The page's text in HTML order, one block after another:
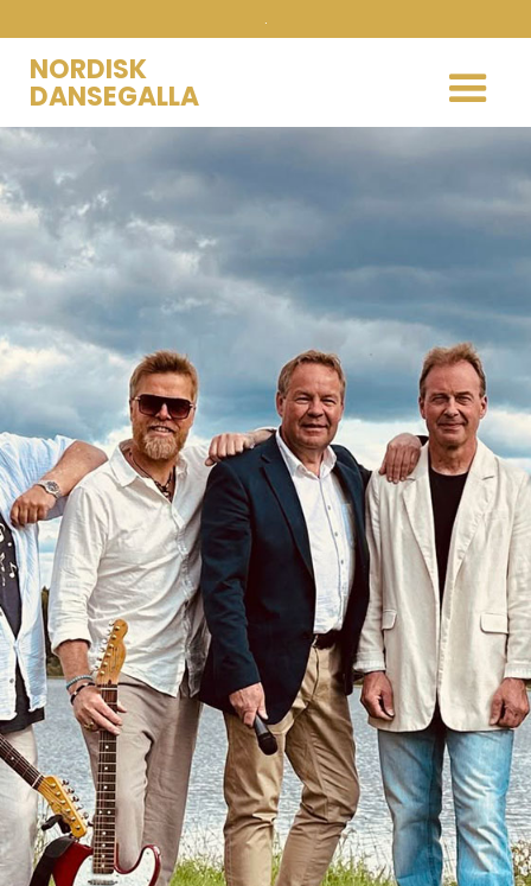
NORDISK
DANSEGALLA